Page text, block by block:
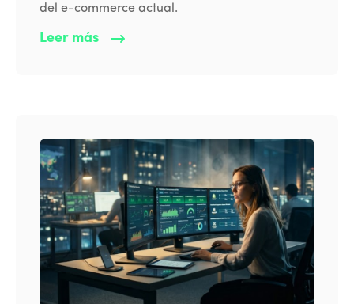
del e-commerce actual.
Leer más